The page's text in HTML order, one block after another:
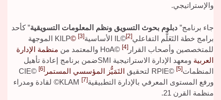
والإستراتيجي.
جاء برنامج” دبلوم بحوث التسويق ونظم المعلومات التسويقية” كأحد
برامج خطة التَعَلُّم التفاعلي[2] ©IL الأساسية [3]
©
KILP الموجهة
للمتخصصين وأصحاب القرار [4] ©HoA والمعتمد من
منظمة الإدارة
العربية
ومعهد الإدارة الاستراتيجية SMIضمن برنامج إعادة تأهيل
المنظمات[5] ©RPIE لتحقيق التَمَيُّز المؤسسي المستمر [6]
©CIE
ورفع المستوى المعرفي بالإدارة التطبيقية[7]
KLAM© لقادة ومدراء
منظمة القرن 21.